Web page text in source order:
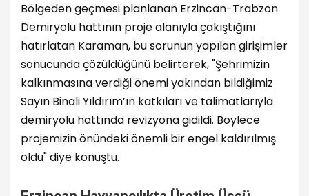
Bölgeden geçmesi planlanan Erzincan-Trabzon
Demiryolu hattının proje alanıyla çakıştığını
hatırlatan Karaman, bu sorunun yapılan girişimler
sonucunda çözüldüğünü belirterek, "Şehrimizin
kalkınmasına verdiği önemi yakından bildiğimiz
Sayın Binali Yıldırım’ın katkıları ve talimatlarıyla
demiryolu hattında revizyona gidildi. Böylece
projemizin önündeki önemli bir engel kaldırılmış
oldu" diye konuştu.